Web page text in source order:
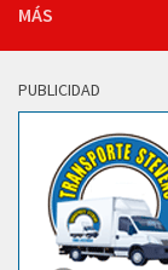
MÁS
PUBLICIDAD